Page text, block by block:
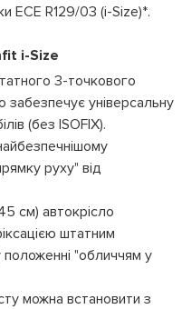
ECE R129/03 (i-Size)*.
i-Size
3-точкового
універсальну
(без ISOFIX).
руху" від
см) автокрісло
штатним
"обличчям у
можна встановити з